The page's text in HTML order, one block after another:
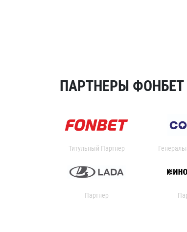
ПАРТНЕРЫ ФОНБЕТ
Титульный Партнер
Партнер